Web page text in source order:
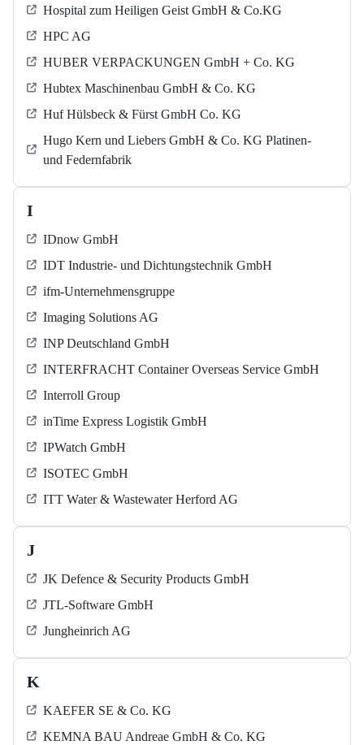
Hospital zum Heiligen Geist GmbH & Co.KG
HPC AG
HUBER VERPACKUNGEN GmbH + Co. KG
Hubtex Maschinenbau GmbH & Co. KG
Huf Hülsbeck & Fürst GmbH Co. KG
Hugo Kern und Liebers GmbH & Co. KG Platinen-
und Federnfabrik
I
IDnow GmbH
IDT Industrie- und Dichtungstechnik GmbH
ifm-Unternehmensgruppe
Imaging Solutions AG
INP Deutschland GmbH
INTERFRACHT Container Overseas Service GmbH
Interroll Group
inTime Express Logistik GmbH
IPWatch GmbH
ISOTEC GmbH
ITT Water & Wastewater Herford AG
J
JK Defence & Security Products GmbH
JTL-Software GmbH
Jungheinrich AG
K
KAEFER SE & Co. KG
KEMNA BAU Andreae GmbH & Co. KG